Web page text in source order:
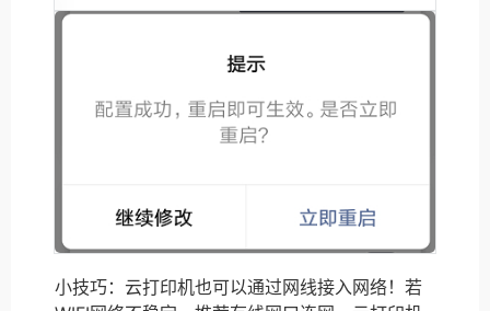
小技巧：云打印机也可以通过网线接入网络！若